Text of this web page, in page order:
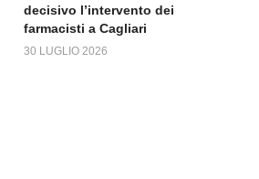
decisivo l’intervento dei
farmacisti a Cagliari
30 LUGLIO 2026